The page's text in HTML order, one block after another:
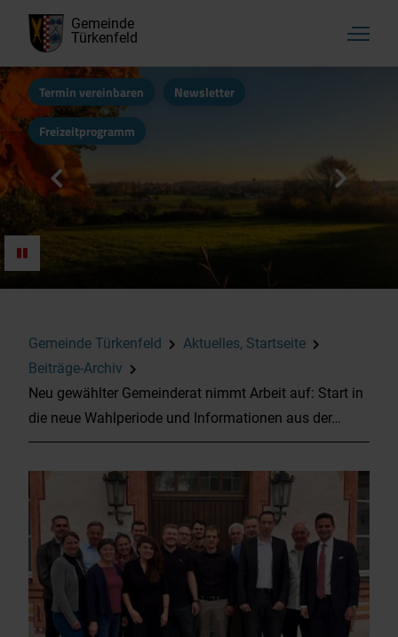
Gemeinde
Türkenfeld
Termin vereinbaren Newsletter
Freizeitprogramm
Gemeinde Türkenfeld
Aktuelles, Startseite
Beiträge-Archiv
Neu gewählter Gemeinderat nimmt Arbeit auf: Start in
die neue Wahlperiode und Informationen aus der…